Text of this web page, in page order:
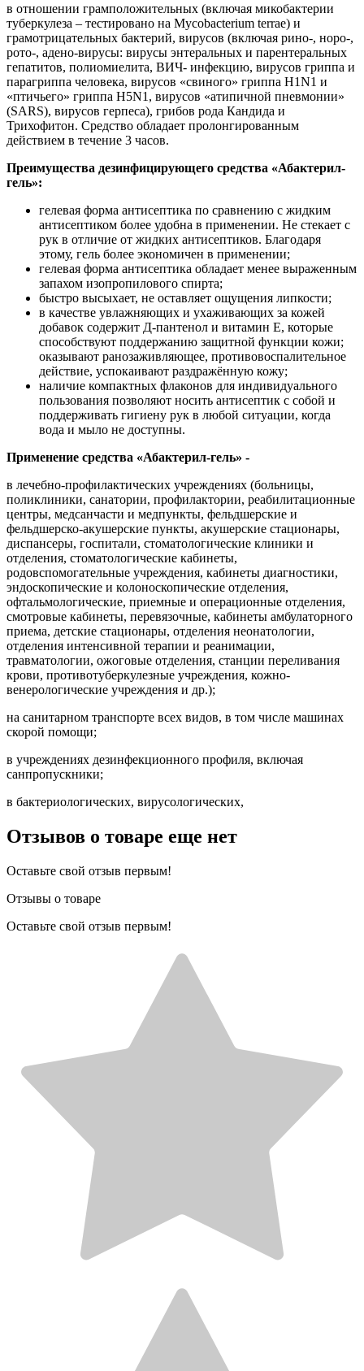
в отношении грамположительных (включая микобактерии
туберкулеза – тестировано на Mycobacterium terrae) и
грамотрицательных бактерий, вирусов (включая рино-, норо-,
рото-, адено-вирусы: вирусы энтеральных и парентеральных
гепатитов, полиомиелита, ВИЧ- инфекцию, вирусов гриппа и
парагриппа человека, вирусов «свиного» гриппа H1N1 и
«птичьего» гриппа H5N1, вирусов «атипичной пневмонии»
(SARS), вирусов герпеса), грибов рода Кандида и
Трихофитон. Средство обладает пролонгированным
действием в течение 3 часов.
Преимущества дезинфицирующего средства «Абактерил-
гель»:
гелевая форма антисептика по сравнению с жидким
антисептиком более удобна в применении. Не стекает с
рук в отличие от жидких антисептиков. Благодаря
этому, гель более экономичен в применении;
гелевая форма антисептика обладает менее выраженным
запахом изопропилового спирта;
быстро высыхает, не оставляет ощущения липкости;
в качестве увлажняющих и ухаживающих за кожей
добавок содержит Д-пантенол и витамин Е, которые
способствуют поддержанию защитной функции кожи;
оказывают ранозаживляющее, противовоспалительное
действие, успокаивают раздражённую кожу;
наличие компактных флаконов для индивидуального
пользования позволяют носить антисептик с собой и
поддерживать гигиену рук в любой ситуации, когда
вода и мыло не доступны.
Применение средства «Абактерил-гель» -
в лечебно-профилактических учреждениях (больницы,
поликлиники, санатории, профилактории, реабилитационные
центры, медсанчасти и медпункты, фельдшерские и
фельдшерско-акушерские пункты, акушерские стационары,
диспансеры, госпитали, стоматологические клиники и
отделения, стоматологические кабинеты,
родовспомогательные учреждения, кабинеты диагностики,
эндоскопические и колоноскопические отделения,
офтальмологические, приемные и операционные отделения,
смотровые кабинеты, перевязочные, кабинеты амбулаторного
приема, детские стационары, отделения неонатологии,
отделения интенсивной терапии и реанимации,
травматологии, ожоговые отделения, станции переливания
крови, противотуберкулезные учреждения, кожно-
венерологические учреждения и др.);
на санитарном транспорте всех видов, в том числе машинах
скорой помощи;
в учреждениях дезинфекционного профиля, включая
санпропускники;
в бактериологических, вирусологических,
Отзывов о товаре еще нет
Оставьте свой отзыв первым!
Отзывы о товаре
Оставьте свой отзыв первым!